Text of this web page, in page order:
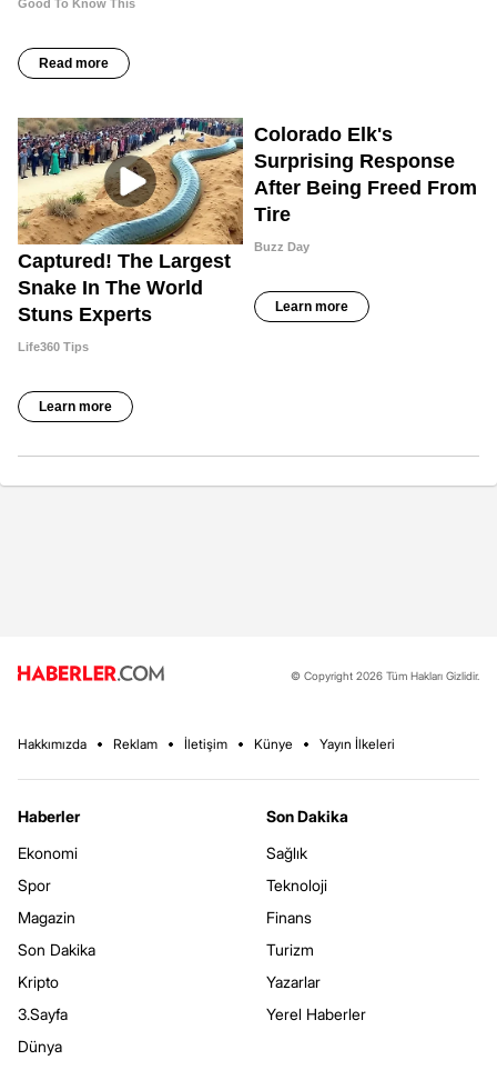
© Copyright 2026 Tüm Hakları Gizlidir.
Hakkımızda Reklam İletişim Künye Yayın İlkeleri
Haberler
Ekonomi
Spor
Magazin
Son Dakika
Kripto
3.Sayfa
Dünya
Son Dakika
Sağlık
Teknoloji
Finans
Turizm
Yazarlar
Yerel Haberler